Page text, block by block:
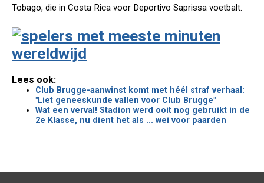
Tobago, die in Costa Rica voor Deportivo Saprissa voetbalt.
Lees ook:
Club Brugge-aanwinst komt met héél straf verhaal:
"Liet geneeskunde vallen voor Club Brugge"
Wat een verval! Stadion werd ooit nog gebruikt in de
2e Klasse, nu dient het als ... wei voor paarden